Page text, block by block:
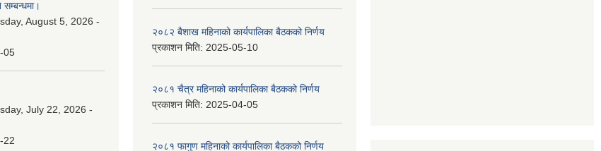
सम्बन्धमा।
August 5, 2026 -
05
July 22, 2026 -
22
२०८२ बैशाख महिनाको कार्यपालिका बैठकको निर्णय
प्रकाशन मिति: 2025-05-10
२०८१ चैत्र महिनाको कार्यपालिका बैठकको निर्णय
प्रकाशन मिति: 2025-04-05
२०८१ फागुण महिनाको कार्यपालिका बैठकको निर्णय